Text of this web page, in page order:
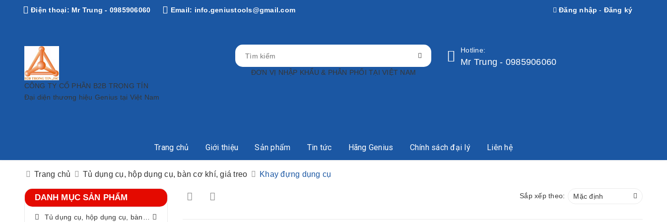
Điện thoại: Mr Trung - 0985906060 Email: info.geniustools@gmail.com Đăng nhập - Đăng ký
CÔNG TY CỔ PHẦN B2B TRỌNG TÍN
Đại diện thương hiệu Genius tại Việt Nam
ĐƠN VỊ NHẬP KHẨU & PHÂN PHỐI TẠI VIỆT NAM
Hotline:
Mr Trung - 0985906060
Trang chủ Giới thiệu Sản phẩm Tin tức Hãng Genius Chính sách đại lý Liên hệ
Trang chủ Tủ dụng cụ, hộp dụng cụ, bàn cơ khí, giá treo Khay đựng dụng cụ
Sắp xếp theo: Mặc định
DANH MỤC SẢN PHẨM
Tủ dụng cụ, hộp dụng cụ, bàn cơ khí, giá treo